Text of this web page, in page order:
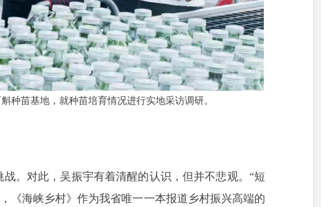
种苗基地，就种苗培育情况进行实地采访调研。
。对此，吴振宇有着清醒的认识，但并不悲观。“短
《海峡乡村》作为我省唯一一本报道乡村振兴高端的